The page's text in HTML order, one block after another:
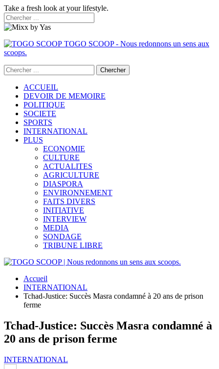
Take a fresh look at your lifestyle.
TOGO SCOOP - Nous redonnons un sens aux
scoops.
ACCUEIL
DEVOIR DE MEMOIRE
POLITIQUE
SOCIETE
SPORTS
INTERNATIONAL
PLUS
ECONOMIE
CULTURE
ACTUALITES
AGRICULTURE
DIASPORA
ENVIRONNEMENT
FAITS DIVERS
INITIATIVE
INTERVIEW
MEDIA
SONDAGE
TRIBUNE LIBRE
Accueil
INTERNATIONAL
Tchad-Justice: Succès Masra condamné à 20 ans de prison
ferme
Tchad-Justice: Succès Masra condamné à
20 ans de prison ferme
INTERNATIONAL